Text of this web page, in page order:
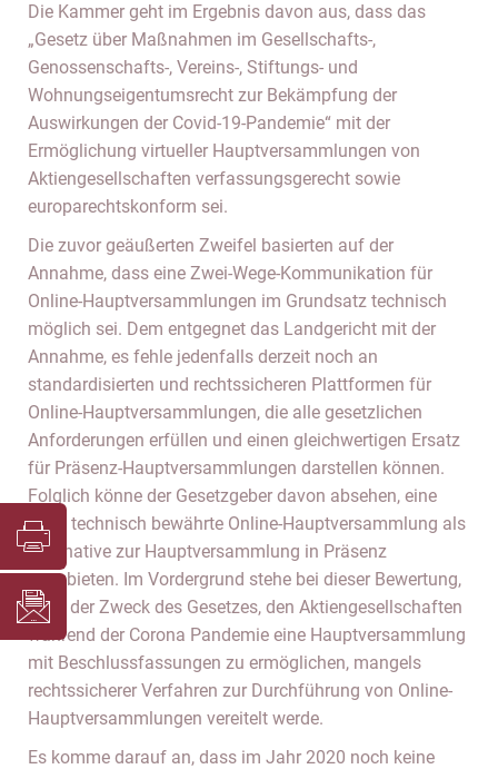
Die Kammer geht im Ergebnis davon aus, dass das
„Gesetz über Maßnahmen im Gesellschafts-,
Genossenschafts-, Vereins-, Stiftungs- und
Wohnungseigentumsrecht zur Bekämpfung der
Auswirkungen der Covid-19-Pandemie“ mit der
Ermöglichung virtueller Hauptversammlungen von
Aktiengesellschaften verfassungsgerecht sowie
europarechtskonform sei.
Die zuvor geäußerten Zweifel basierten auf der
Annahme, dass eine Zwei-Wege-Kommunikation für
Online-Hauptversammlungen im Grundsatz technisch
möglich sei. Dem entgegnet das Landgericht mit der
Annahme, es fehle jedenfalls derzeit noch an
standardisierten und rechtssicheren Plattformen für
Online-Hauptversammlungen, die alle gesetzlichen
Anforderungen erfüllen und einen gleichwertigen Ersatz
für Präsenz-Hauptversammlungen darstellen können.
Folglich könne der Gesetzgeber davon absehen, eine
nicht technisch bewährte Online-Hauptversammlung als
Alternative zur Hauptversammlung in Präsenz
anzubieten. Im Vordergrund stehe bei dieser Bewertung,
dass der Zweck des Gesetzes, den Aktiengesellschaften
während der Corona Pandemie eine Hauptversammlung
mit Beschlussfassungen zu ermöglichen, mangels
rechtssicherer Verfahren zur Durchführung von Online-
Hauptversammlungen vereitelt werde.
Es komme darauf an, dass im Jahr 2020 noch keine